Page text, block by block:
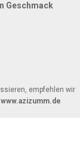
Geschmack
empfehlen wir
www.azizumm.de